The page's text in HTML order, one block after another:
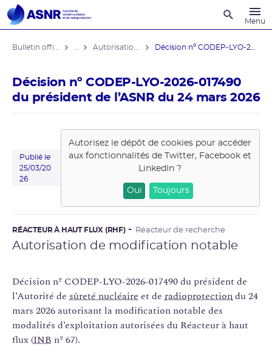
Menu
Décision nº CODEP-LYO-2026-017490
du président de l’ASNR du 24 mars 2026
Publié le
25/03/20
26
Autorisez le dépôt de cookies pour accéder
aux fonctionnalités deTwitter, Facebook et
LinkedIn ?
Oui Toujours
RÉACTEUR À HAUT FLUX (RHF) Réacteur de recherche
Autorisation de modification notable
Décision nº CODEP-LYO-2026-017490 du président de
l’Autorité de sûreté nucléaire et de radioprotectiondu 24
mars 2026 autorisant la modification notable des
modalités d’exploitation autorisées du Réacteur à haut
flux (INB nº 67).